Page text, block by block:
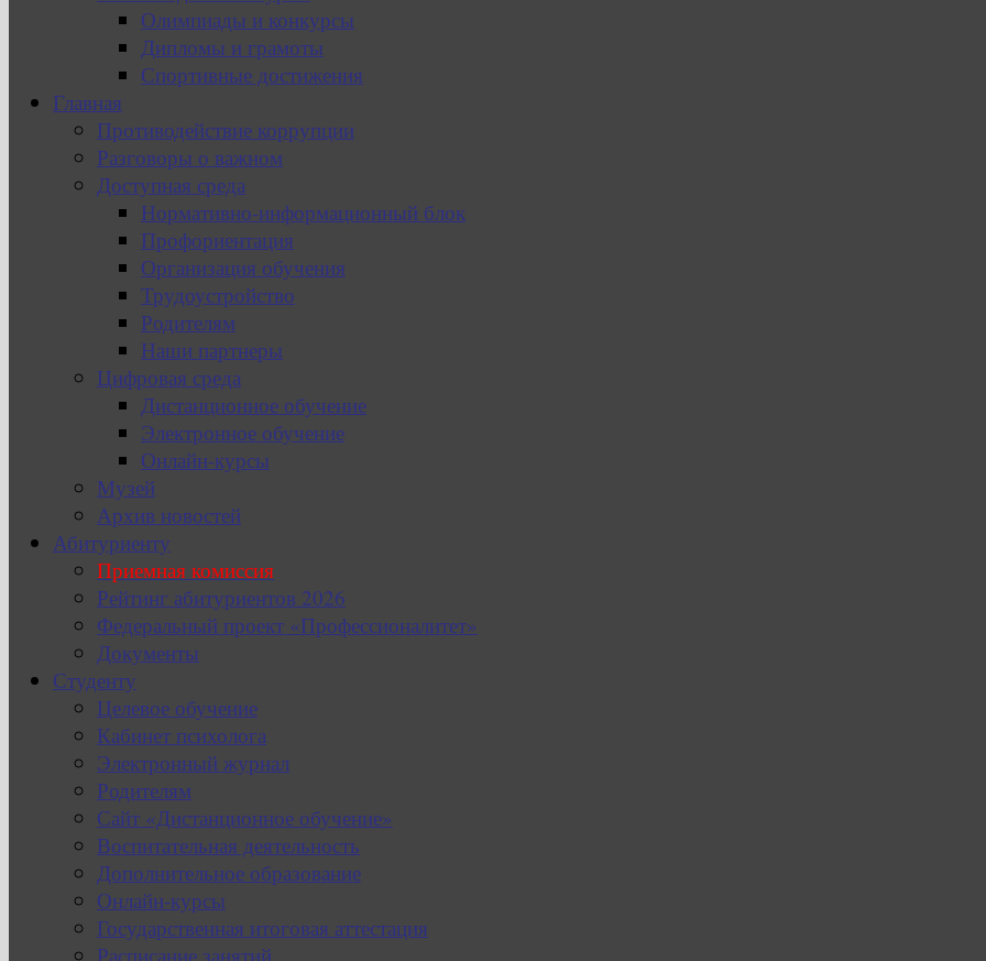
Олимпиады и конкурсы
Дипломы и грамоты
Спортивные достижения
Главная
Противодействие коррупции
Разговоры о важном
Доступная среда
Нормативно-информационный блок
Профориентация
Организация обучения
Трудоустройство
Родителям
Наши партнеры
Цифровая среда
Дистанционное обучение
Электронное обучение
Онлайн-курсы
Музей
Архив новостей
Абитуриенту
Приемная комиссия
Рейтинг абитуриентов 2026
Федеральный проект «Профессионалитет»
Документы
Студенту
Целевое обучение
Кабинет психолога
Электронный журнал
Родителям
Сайт «Дистанционное обучение»
Воспитательная деятельность
Дополнительное образование
Онлайн-курсы
Государственная итоговая аттестация
Расписание занятий